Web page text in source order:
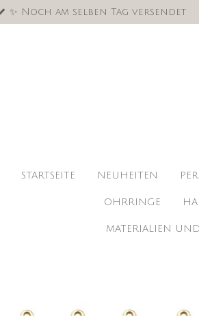
✨ Noch am selben Tag versendet
STARTSEITE NEUHEITEN
OHRRINGE
MATERIALIEN